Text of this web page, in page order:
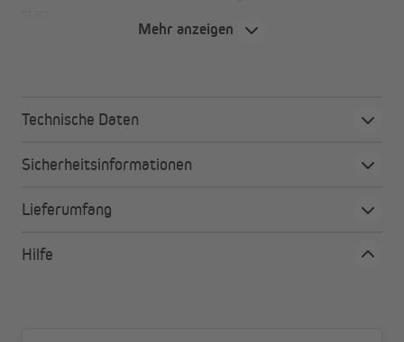
130 cm oder 180 cm Länge
geeignet
Nothandkurbel-Öse
aus hochwertigem Stahl
Mehr anzeigen
Technische Daten
Sicherheitsinformationen
Lieferumfang
Hilfe